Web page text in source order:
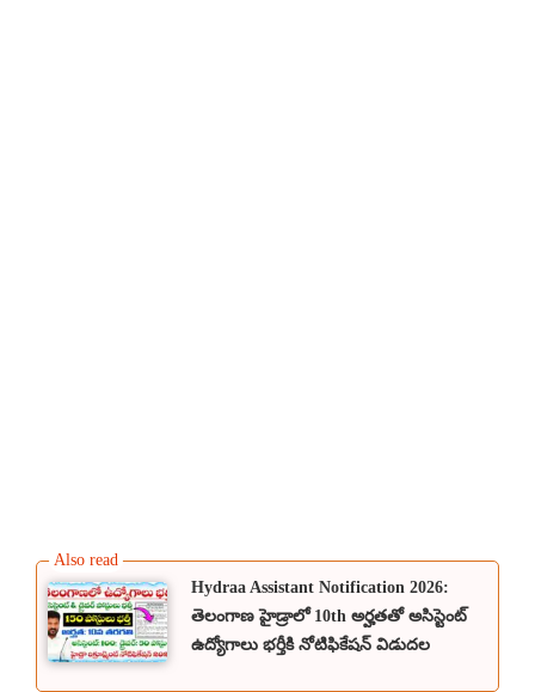
Hydraa Assistant Notification 2026:
తెలంగాణ హైడ్రాలో 10th అర్హతతో అసిస్టెంట్
ఉద్యోగాలు భర్తీకి నోటిఫికేషన్ విడుదల